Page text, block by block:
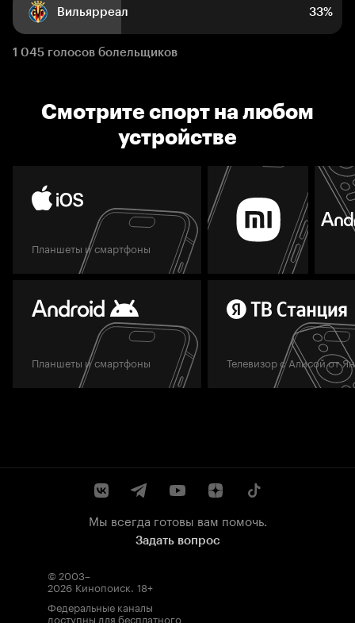
Вильярреал 33%
1 045 голосов болельщиков
Смотрите спорт на любом
устройстве
Планшеты и смартфоны
Планшеты и смартфоны Телевизор с Алисой от
Мы всегда готовы вам помочь.
Задать вопрос
© 2003–
2026 Кинопоиск 18+
Федеральные каналы
доступны для бесплатного